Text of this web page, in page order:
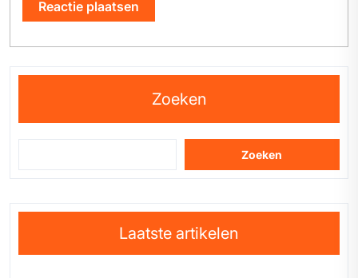
Zoeken
Zoeken
Laatste artikelen